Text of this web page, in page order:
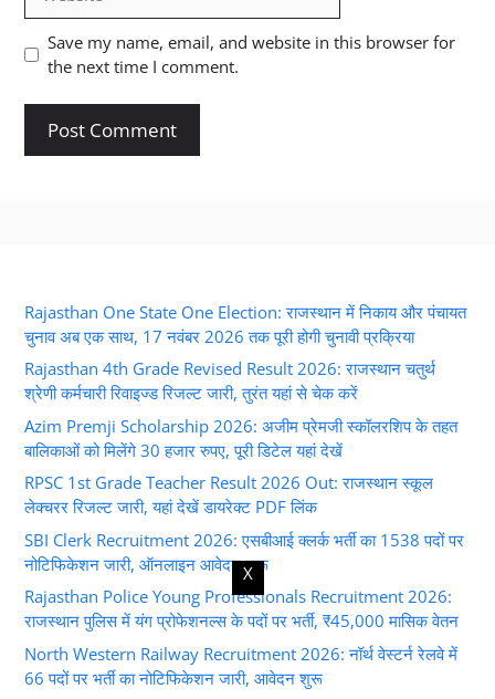
Save my name, email, and website in this browser for
the next time I comment.
Rajasthan One State One Election: राजस्थान में निकाय और पंचायत
चुनाव अब एक साथ, 17 नवंबर 2026 तक पूरी होगी चुनावी प्रक्रिया
Rajasthan 4th Grade Revised Result 2026: राजस्थान चतुर्थ
श्रेणी कर्मचारी रिवाइज्ड रिजल्ट जारी, तुरंत यहां से चेक करें
Azim Premji Scholarship 2026: अजीम प्रेमजी स्कॉलरशिप के तहत
बालिकाओं को मिलेंगे 30 हजार रुपए, पूरी डिटेल यहां देखें
RPSC 1st Grade Teacher Result 2026 Out: राजस्थान स्कूल
लेक्चरर रिजल्ट जारी, यहां देखें डायरेक्ट PDF लिंक
SBI Clerk Recruitment 2026: एसबीआई क्लर्क भर्ती का 1538 पदों पर
नोटिफिकेशन जारी, ऑनलाइन आवेदन शुरू
Rajasthan Police Young Professionals Recruitment 2026:
राजस्थान पुलिस में यंग प्रोफेशनल्स के पदों पर भर्ती, ₹45,000 मासिक वेतन
North Western Railway Recruitment 2026: नॉर्थ वेस्टर्न रेलवे में
66 पदों पर भर्ती का नोटिफिकेशन जारी, आवेदन शुरू
X